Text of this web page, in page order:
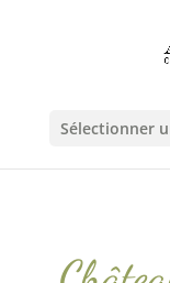
Sélectionner